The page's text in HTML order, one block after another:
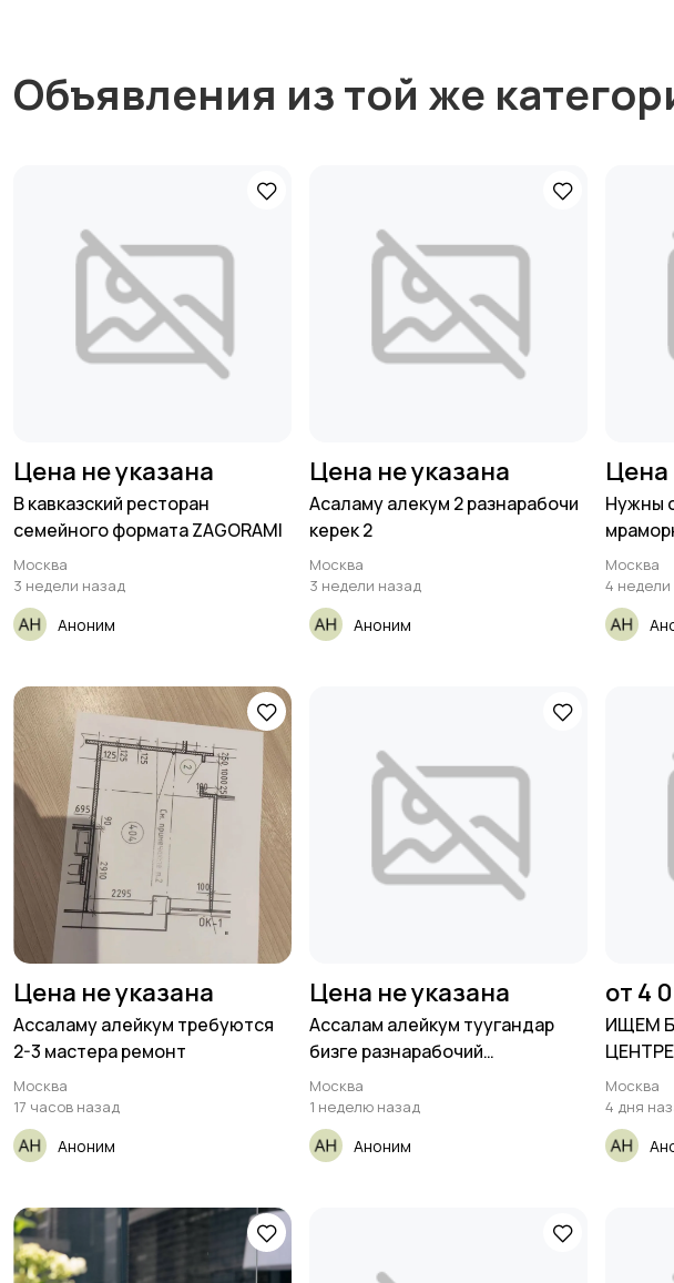
Объявления из той же
Цена не указана
В кавказский ресторан
семейного формата ZAGORAMI
Москва
3 недели назад
Аноним
Цена не указана
Асаламу алекум 2 разнарабочи
керек 2
Москва
3 недели назад
Аноним
Цена
Нужны
Москва
4
Цена не указана
Ассаламу алейкум требуются
2-3 мастера ремонт
Москва
17 часов назад
Аноним
Цена не указана
Ассалам алейкум туугандар
бизге разнарабочий
постоянныйга
Москва
1 неделю назад
Аноним
от 4
ИЩЕМ
ЦЕНТРЕ
Москва
4 дня